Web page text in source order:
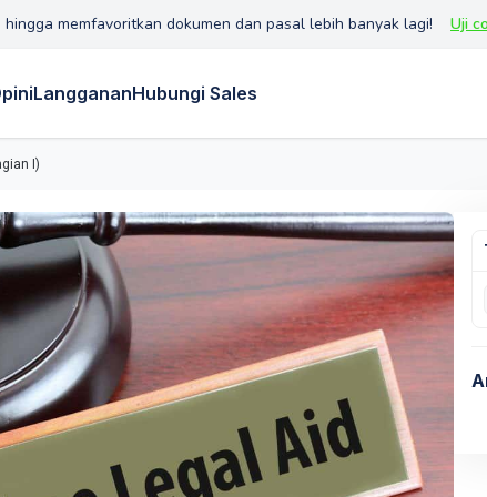
memfavoritkan dokumen dan pasal lebih banyak lagi! Uji
LanggananHubungi Sales
I)